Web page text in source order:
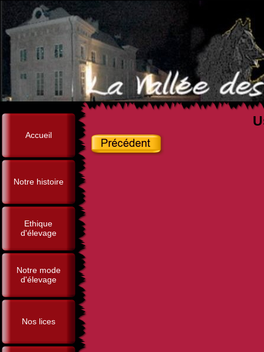
Accueil
Notre histoire
Ethique
d'élevage
Notre mode
d'élevage
Nos lices